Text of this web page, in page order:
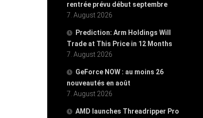
rentrée prévu début septembre
7. August 2026
Prediction: Arm Holdings Will
Trade at This Price in 12 Months
7. August 2026
GeForce NOW : au moins 26
nouveautés en août
7. August 2026
AMD launches Threadripper Pro